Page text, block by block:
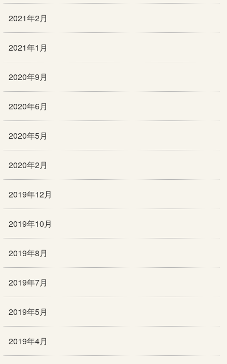
2021年2月
2021年1月
2020年9月
2020年6月
2020年5月
2020年2月
2019年12月
2019年10月
2019年8月
2019年7月
2019年5月
2019年4月